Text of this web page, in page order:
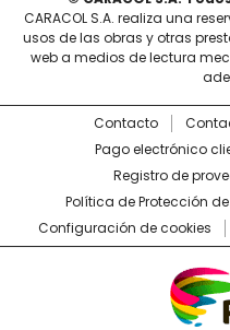
CARACOL S.A. realiza una
usos de las obras y otras
web a medios de lectura
Contacto
Pago electrónico
Registro de
Política de Protección
Configuración de cookies